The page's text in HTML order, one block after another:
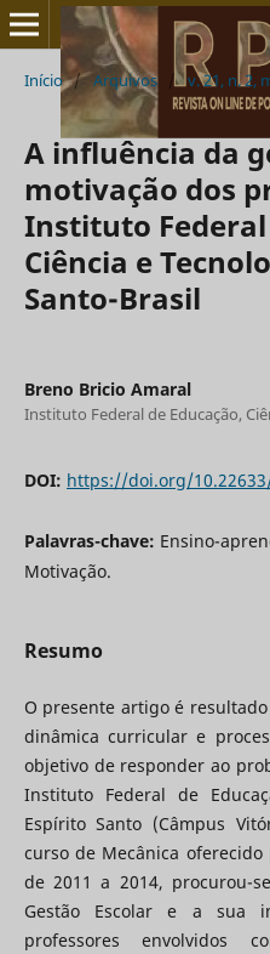
Início / Arquivos / v. 21, n. 2,
A influência da
motivação dos
Instituto Federal
Ciência e
Santo-Brasil
Breno Bricio Amaral
Instituto Federal de Educação,
DOI: https://doi.org/
Palavras-chave: Ensino-
Motivação.
Resumo
O presente artigo é
dinâmica curricular e
objetivo de responder ao
Instituto Federal de
Espírito Santo (Câmpus
curso de Mecânica
de 2011 a 2014, procurou-
Gestão Escolar e a sua
professores envolvidos